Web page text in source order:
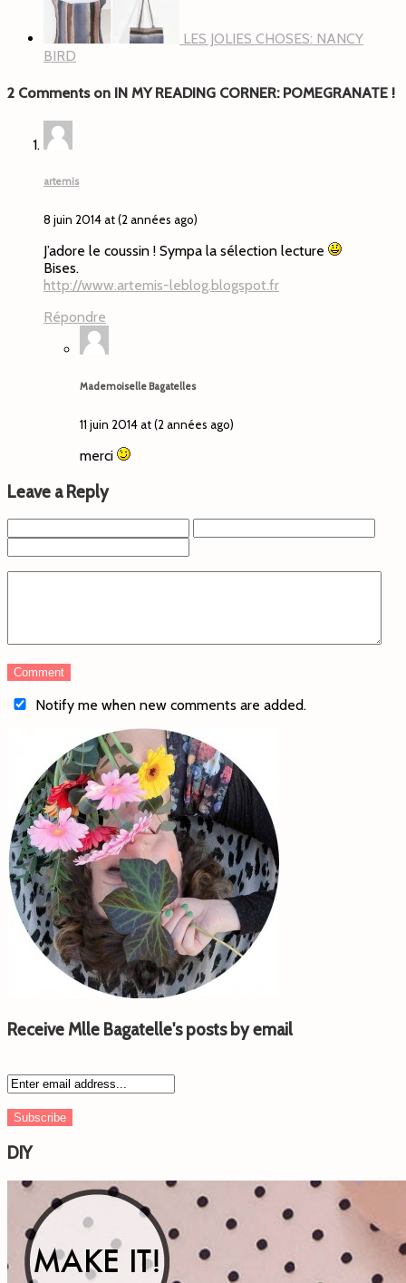
LES JOLIES CHOSES: NANCY
BIRD
2 Comments on IN MY READING CORNER: POMEGRANATE !
artemis
8 juin 2014 at (2 années ago)
J’adore le coussin ! Sympa la sélection lecture
Bises.
http://www.artemis-leblog.blogspot.fr
Répondre
Mademoiselle Bagatelles
11 juin 2014 at (2 années ago)
merci
Leave a Reply
Notify me when new comments are added.
Receive Mlle Bagatelle's posts by email
DIY